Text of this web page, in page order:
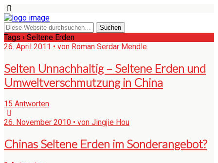
Tags › Seltene Erden
26. April 2011 • von Roman Serdar Mendle
Selten Unnachhaltig – Seltene Erden und
Umweltverschmutzung in China
15 Antworten
26. November 2010 • von Jingjie Hou
Chinas Seltene Erden im Sonderangebot?